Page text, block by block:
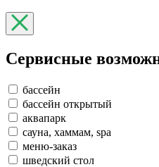
Сервисные
бассейн
бассейн открытый
аквапарк
сауна, хаммам, spa
меню-заказ
шведский стол